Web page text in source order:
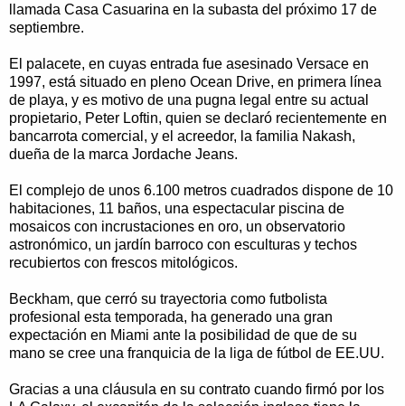
llamada Casa Casuarina en la subasta del próximo 17 de
septiembre.
El palacete, en cuyas entrada fue asesinado Versace en
1997, está situado en pleno Ocean Drive, en primera línea
de playa, y es motivo de una pugna legal entre su actual
propietario, Peter Loftin, quien se declaró recientemente en
bancarrota comercial, y el acreedor, la familia Nakash,
dueña de la marca Jordache Jeans.
El complejo de unos 6.100 metros cuadrados dispone de 10
habitaciones, 11 baños, una espectacular piscina de
mosaicos con incrustaciones en oro, un observatorio
astronómico, un jardín barroco con esculturas y techos
recubiertos con frescos mitológicos.
Beckham, que cerró su trayectoria como futbolista
profesional esta temporada, ha generado una gran
expectación en Miami ante la posibilidad de que de su
mano se cree una franquicia de la liga de fútbol de EE.UU.
Gracias a una cláusula en su contrato cuando firmó por los